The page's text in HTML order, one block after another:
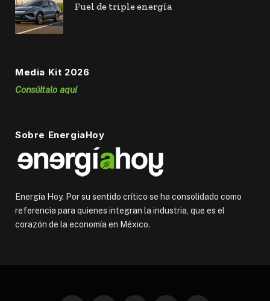
Fuel de triple energía
Media Kit 2026
Consúltalo aquí
Sobre EnergiaHoy
Energía Hoy. Por su sentido crítico se ha consolidado como
referencia para quienes integran la industria, que es el
corazón de la economía en México.